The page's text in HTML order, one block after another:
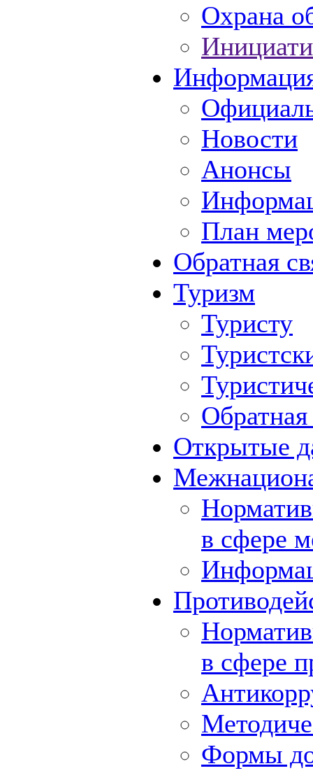
Охрана
Новости
Анонсы
План
Обратная
Туризм
Туристу
Обратная
Открытые
в сфере
в сфере
Формы